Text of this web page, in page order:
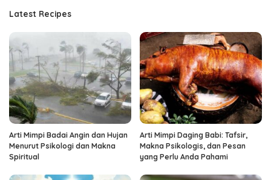
Latest Recipes
Arti Mimpi Badai Angin dan Hujan
Menurut Psikologi dan Makna
Spiritual
Arti Mimpi Daging Babi: Tafsir,
Makna Psikologis, dan Pesan
yang Perlu Anda Pahami